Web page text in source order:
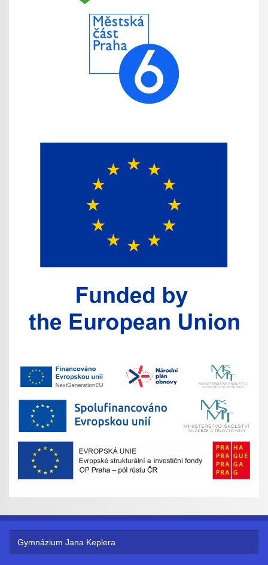
Gymnázium Jana Keplera